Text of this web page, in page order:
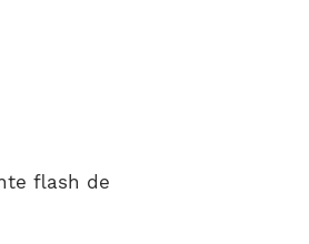
flash de